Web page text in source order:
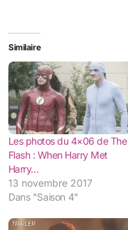
Similaire
Les photos du 4×06 de The
Flash : When Harry Met
Harry…
13 novembre 2017
Dans "Saison 4"